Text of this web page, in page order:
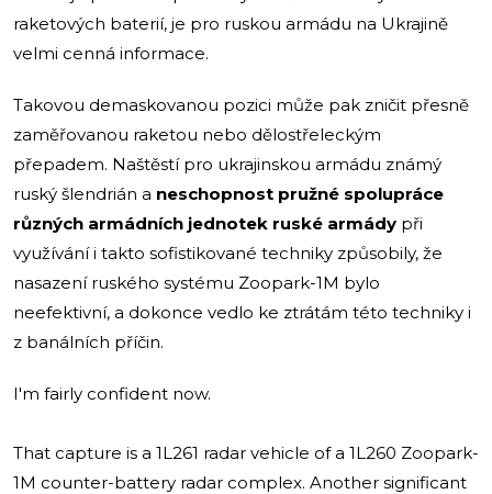
raketových baterií, je pro ruskou armádu na Ukrajině
velmi cenná informace.
Takovou demaskovanou pozici může pak zničit přesně
zaměřovanou raketou nebo dělostřeleckým
přepadem. Naštěstí pro ukrajinskou armádu známý
ruský šlendrián a neschopnost pružné spolupráce
různých armádních jednotek ruské armády při
využívání i takto sofistikované techniky způsobily, že
nasazení ruského systému Zoopark-1M bylo
neefektivní, a dokonce vedlo ke ztrátám této techniky i
z banálních příčin.
I'm fairly confident now.
That capture is a 1L261 radar vehicle of a 1L260 Zoopark-
1M counter-battery radar complex. Another significant